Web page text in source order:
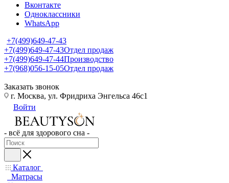
Вконтакте
Одноклассники
WhatsApp
+7(499)649-47-43
+7(499)649-47-43Отдел продаж
+7(499)649-47-44Производство
+7(968)056-15-05Отдел продаж
Заказать звонок
г. Москва, ул. Фридриха Энгельса 46с1
Войти
- всё для здорового сна -
Каталог
Матрасы